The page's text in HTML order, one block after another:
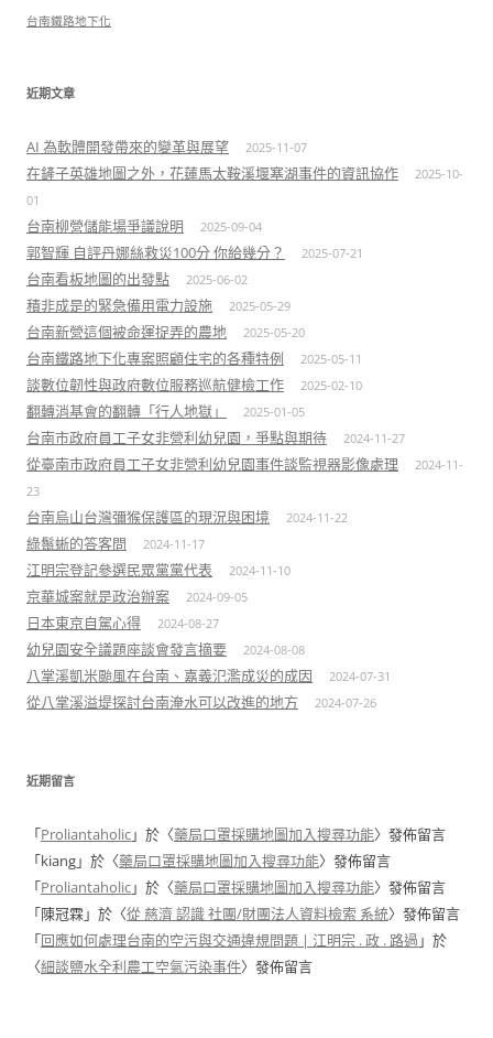
台南鐵路地下化
近期文章
AI 為軟體開發帶來的變革與展望 2025-11-07
在鏟子英雄地圖之外，花蓮馬太鞍溪堰塞湖事件的資訊協作
2025-10-
01
台南柳營儲能場爭議說明 2025-09-04
郭智輝 自評丹娜絲救災100分 你給幾分？ 2025-07-21
台南看板地圖的出發點 2025-06-02
積非成是的緊急備用電力設施 2025-05-29
台南新營這個被命運捉弄的農地 2025-05-20
台南鐵路地下化專案照顧住宅的各種特例 2025-05-11
談數位韌性與政府數位服務巡航健檢工作 2025-02-10
翻轉消基會的翻轉「行人地獄」 2025-01-05
台南市政府員工子女非營利幼兒園，爭點與期待 2024-11-27
從臺南市政府員工子女非營利幼兒園事件談監視器影像處理
2024-11-
23
台南烏山台灣彌猴保護區的現況與困境 2024-11-22
綠鬣蜥的答客問 2024-11-17
江明宗登記參選民眾黨黨代表 2024-11-10
京華城案就是政治辦案 2024-09-05
日本東京自駕心得 2024-08-27
幼兒園安全議題座談會發言摘要 2024-08-08
八掌溪凱米颱風在台南、嘉義氾濫成災的成因 2024-07-31
從八掌溪溢堤探討台南淹水可以改進的地方 2024-07-26
近期留言
「Proliantaholic」於〈藥局口罩採購地圖加入搜尋功能〉發佈留言
「kiang」於〈藥局口罩採購地圖加入搜尋功能〉發佈留言
「Proliantaholic」於〈藥局口罩採購地圖加入搜尋功能〉發佈留言
「陳冠霖」於〈從 慈濟 認識 社團/財團法人資料檢索 系統〉發佈留言
「回應如何處理台南的空污與交通違規問題 | 江明宗 . 政 . 路過 」於
〈細談鹽水全利農工空氣污染事件〉發佈留言